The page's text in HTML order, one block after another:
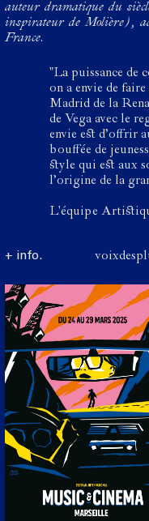
auteur dramatique du
inspirateur de Molière),
France.
"La puissance de
on a envie de
Madrid de la
de Vega avec le
envie est d’offrir
bouffée de
style qui est aux
l’origine de la
L'équipe
+ info.